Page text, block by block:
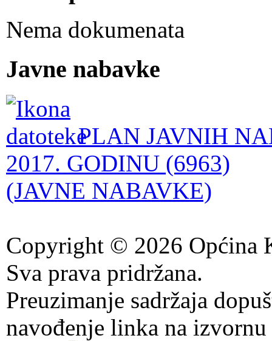
Nema dokumenata
Javne nabavke
PLAN JAVNIH
2017. GODINU (6963)
(JAVNE NABAVKE)
Copyright © 2026 Općina
Sva prava pridržana.
Preuzimanje sadržaja
navođenje linka na izvornu